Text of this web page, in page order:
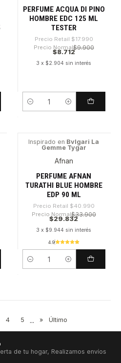
PERFUME ACQUA DI PINO
HOMBRE EDC 125 ML
TESTER
Precio Retail $17.990
Precio Normal$9.900
$8.712
3 x $2.904 sin interés
Cantidad
Inspirado en Bvlgari La
Gemme Tygar
Afnan
PERFUME AFNAN
TURATHI BLUE HOMBRE
EDP 90 ML
Precio Retail $40.990
Precio Normal$33.900
$29.832
3 x $9.944 sin interés
4.9
Cantidad
4 5 ... » Último
de tu hogar, Realizamos envíos